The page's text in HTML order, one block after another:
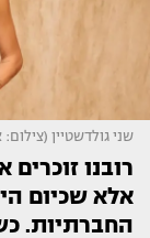
שני גולדשטיין (צילום:
רובנו
אלא שכיום
החברתיות.